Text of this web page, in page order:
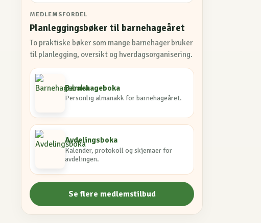
MEDLEMSFORDEL
Planleggingsbøker til barnehageåret
To praktiske bøker som mange barnehager bruker
til planlegging, oversikt og hverdagsorganisering.
Barnehageboka
Personlig almanakk for barnehageåret.
Avdelingsboka
Kalender, protokoll og skjemaer for
avdelingen.
Se flere medlemstilbud